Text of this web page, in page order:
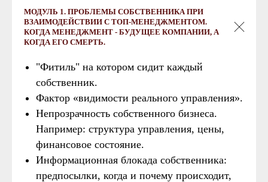
МОДУЛЬ 1. ПРОБЛЕМЫ СОБСТВЕННИКА ПРИ
ВЗАИМОДЕЙСТВИИ С ТОП-МЕНЕДЖМЕНТОМ.
КОГДА МЕНЕДЖМЕНТ - БУДУЩЕЕ КОМПАНИИ, А
КОГДА ЕГО СМЕРТЬ.
"Фитиль" на котором сидит каждый
собственник.
Фактор «видимости реального управления».
Непрозрачность собственного бизнеса.
Например: структура управления, цены,
финансовое состояние.
Информационная блокада собственника:
предпосылки, когда и почему происходит,